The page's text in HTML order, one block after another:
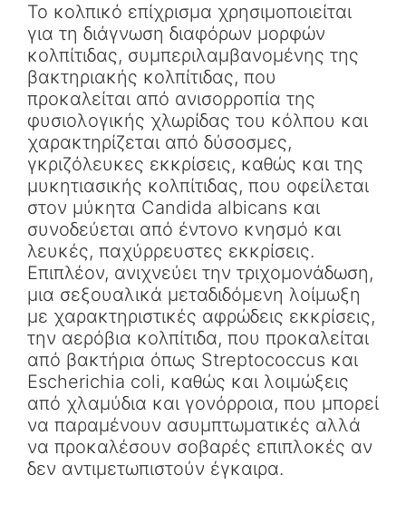
Το κολπικό επίχρισμα χρησιμοποιείται
για τη διάγνωση διαφόρων μορφών
κολπίτιδας, συμπεριλαμβανομένης της
βακτηριακής κολπίτιδας, που
προκαλείται από ανισορροπία της
φυσιολογικής χλωρίδας του κόλπου και
χαρακτηρίζεται από δύσοσμες,
γκριζόλευκες εκκρίσεις, καθώς και της
μυκητιασικής κολπίτιδας, που οφείλεται
στον μύκητα Candida albicans και
συνοδεύεται από έντονο κνησμό και
λευκές, παχύρρευστες εκκρίσεις.
Επιπλέον, ανιχνεύει την τριχομονάδωση,
μια σεξουαλικά μεταδιδόμενη λοίμωξη
με χαρακτηριστικές αφρώδεις εκκρίσεις,
την αερόβια κολπίτιδα, που προκαλείται
από βακτήρια όπως Streptococcus και
Escherichia coli, καθώς και λοιμώξεις
από χλαμύδια και γονόρροια, που μπορεί
να παραμένουν ασυμπτωματικές αλλά
να προκαλέσουν σοβαρές επιπλοκές αν
δεν αντιμετωπιστούν έγκαιρα.